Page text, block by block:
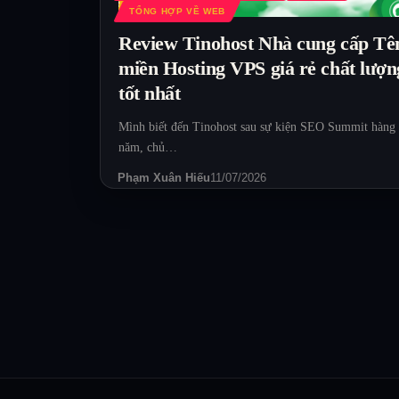
TỔNG HỢP VỀ WEB
Review Tinohost Nhà cung cấp
miền Hosting VPS giá rẻ chất
tốt nhất
Mình biết đến Tinohost sau sự kiện SEO Summit hàng
năm, chủ…
Phạm Xuân Hiếu11/07/2026